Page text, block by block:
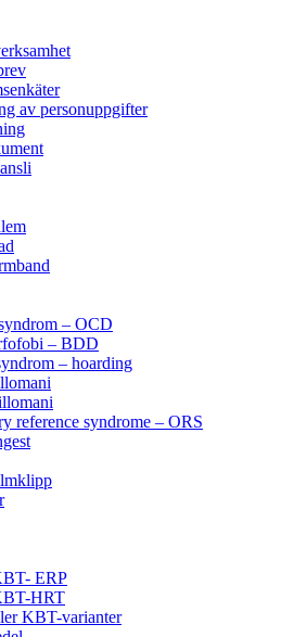
av personuppgifter
– OCD
– BDD
– hoarding
reference syndrome – ORS
ERP
HRT
KBT-varianter